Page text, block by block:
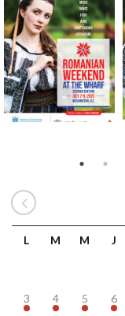
L M M J
3 4 5 6